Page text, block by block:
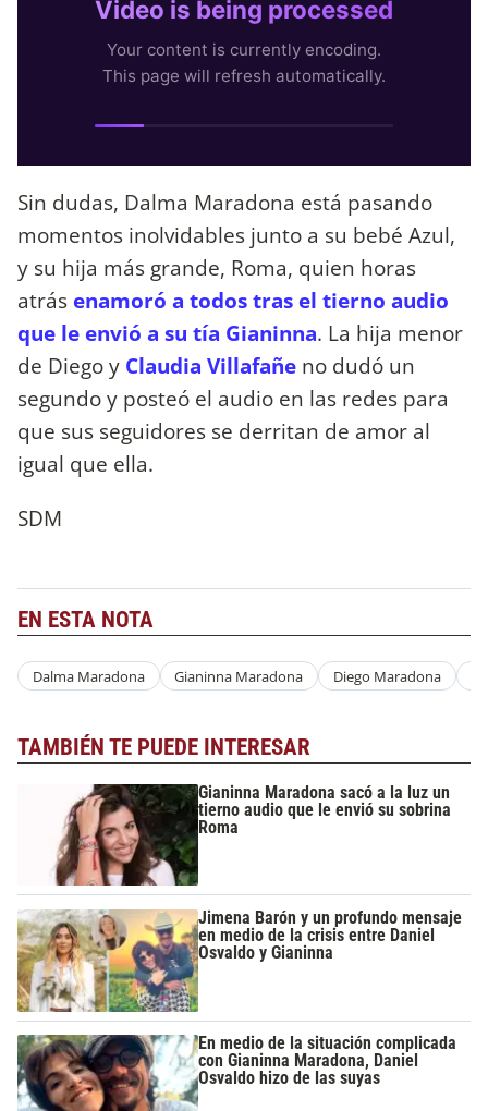
Sin dudas, Dalma Maradona está pasando
momentos inolvidables junto a su bebé Azul,
y su hija más grande, Roma, quien horas
atrás enamoró a todos tras el tierno audio
que le envió a su tía Gianinna. La hija menor
de Diego y Claudia Villafañe no dudó un
segundo y posteó el audio en las redes para
que sus seguidores se derritan de amor al
igual que ella.
SDM
EN ESTA NOTA
Dalma Maradona Gianinna Maradona Diego Maradona
TAMBIÉN TE PUEDE INTERESAR
Gianinna Maradona sacó a la luz un
tierno audio que le envió su sobrina
Roma
Jimena Barón y un profundo mensaje
en medio de la crisis entre Daniel
Osvaldo y Gianinna
En medio de la situación complicada
con Gianinna Maradona, Daniel
Osvaldo hizo de las suyas